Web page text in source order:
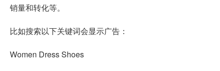
销量和转化等。
比如搜索以下关键词会显示广告：
Women Dress Shoes